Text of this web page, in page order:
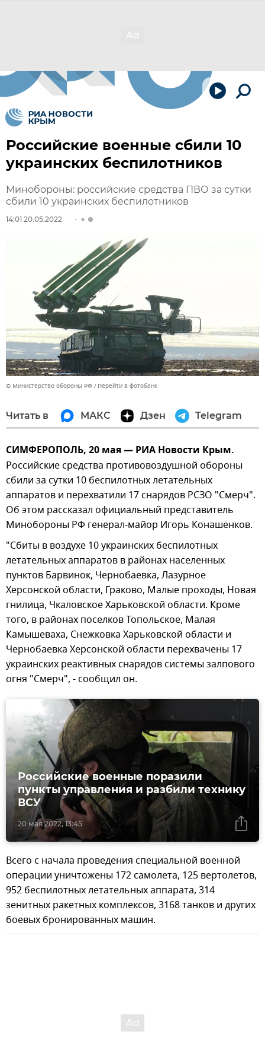
Российские военные сбили 10
украинских беспилотников
Минобороны: российские средства ПВО за сутки
сбили 10 украинских беспилотников
14:01 20.05.2022
© Министерство обороны РФ Перейти в фотобанк
Читать в МАКС Дзен Telegram
СИМФЕРОПОЛЬ, 20 мая — РИА Новости Крым.
Российские средства противовоздушной обороны
сбили за сутки 10 беспилотных летательных
аппаратов и перехватили 17 снарядов РСЗО "Смерч".
Об этом рассказал официальный представитель
Минобороны РФ генерал-майор Игорь Конашенков.
"Сбиты в воздухе 10 украинских беспилотных
летательных аппаратов в районах населенных
пунктов Барвинок, Чернобаевка, Лазурное
Херсонской области, Граково, Малые проходы, Новая
гнилица, Чкаловское Харьковской области. Кроме
того, в районах поселков Топольское, Малая
Камышеваха, Снежковка Харьковской области и
Чернобаевка Херсонской области перехвачены 17
украинских реактивных снарядов системы залпового
огня "Смерч", - сообщил он.
20 мая 2022, 13:45
Российские военные поразили
пункты управления и разбили технику
ВСУ
Всего с начала проведения специальной военной
операции уничтожены 172 самолета, 125 вертолетов,
952 беспилотных летательных аппарата, 314
зенитных ракетных комплексов, 3168 танков и других
боевых бронированных машин.